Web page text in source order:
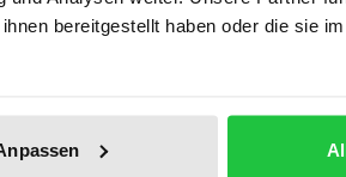
bereitgestellt haben oder die sie